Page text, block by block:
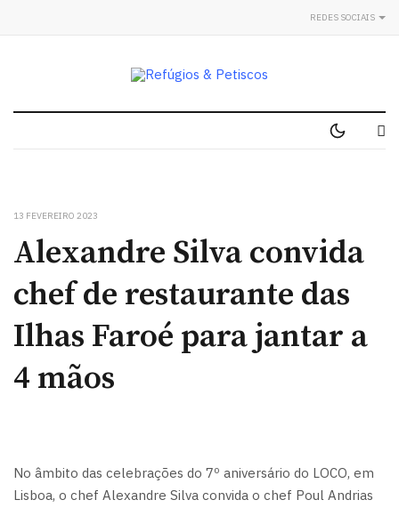
REDES SOCIAIS
13 FEVEREIRO 2023
Alexandre Silva convida
chef de restaurante das
Ilhas Faroé para jantar a
4 mãos
No âmbito das celebrações do 7º aniversário do LOCO, em
Lisboa, o chef Alexandre Silva convida o chef Poul Andrias